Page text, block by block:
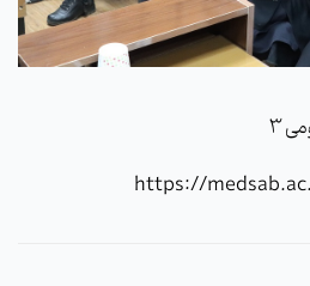
3
https://